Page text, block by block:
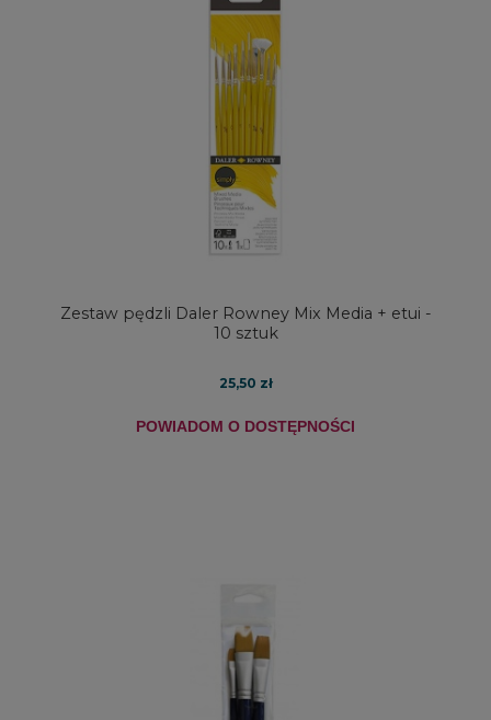
Zestaw pędzli Daler Rowney Mix Media + etui -
10 sztuk
25,50 zł
POWIADOM O DOSTĘPNOŚCI